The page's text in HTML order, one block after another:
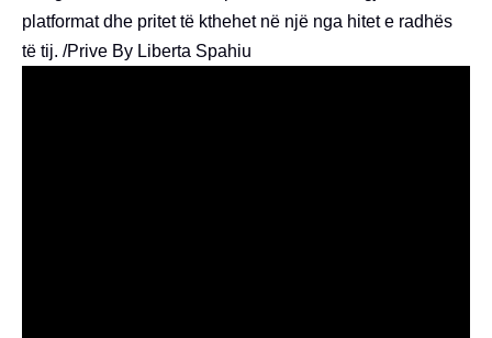
platformat dhe pritet të kthehet në një nga hitet e radhës
të tij. /Prive By Liberta Spahiu